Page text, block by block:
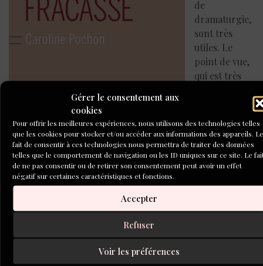
Gérer le consentement aux
cookies
Pour offrir les meilleures expériences, nous utilisons des technologies telles
que les cookies pour stocker et/ou accéder aux informations des appareils. Le
fait de consentir à ces technologies nous permettra de traiter des données
telles que le comportement de navigation ou les ID uniques sur ce site. Le
de ne pas consentir ou de retirer son consentement peut avoir un effet
négatif sur certaines caractéristiques et fonctions.
Accepter
Refuser
Voir les préférences
de
dramaturgie,
sont très
utiles. Le
point de vue,
qui est très
chez
Faulkner (qui
a été scénariste à Hollywood), est très important dans le
cinéma (fiction et documentaire), mais en roman, j’ai
parfois l’impression que c’est moins assumé, moins pensé
qu’en fiction. Donc, je travaille un roman comme si
Structure, évolution du personnage,
différents éléments constitutifs.